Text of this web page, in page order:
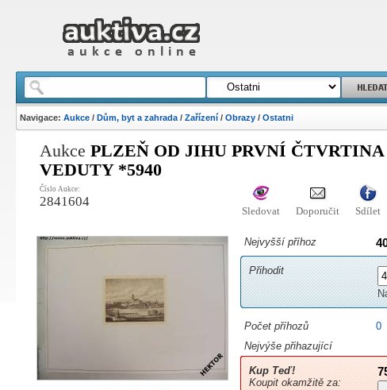
Navigace:Aukce /Dům, byt a zahrada /Zařízení /Obrazy /Ostatni
AukcePLZEŇ OD JIHU PRVNÍ ČTVRTINA
VEDUTY *5940
Číslo Aukce:
2841604
Sledovat Doporučit Sdílet
Nejvyšší příhoz
Přihodit
Počet příhozů
0
Nejvýše přihazující
Kup Teď!
Koupit okamžitě za: